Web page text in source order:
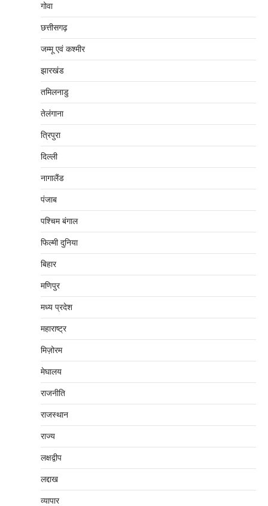
गोवा
छत्तीसगढ़
जम्‍मू एवं कश्‍मीर
झारखंड
तमिलनाडु
तेलंगाना
त्रिपुरा
दिल्‍ली
नागालैंड
पंजाब
पश्चिम बंगाल
फिल्मी दुनिया
बिहार
मणिपुर
मध्‍य प्रदेश
महाराष्‍ट्र
मिज़ोरम
मेघालय
राजनीति
राजस्थान
राज्य
लक्षद्वीप
लद्दाख
व्यापार